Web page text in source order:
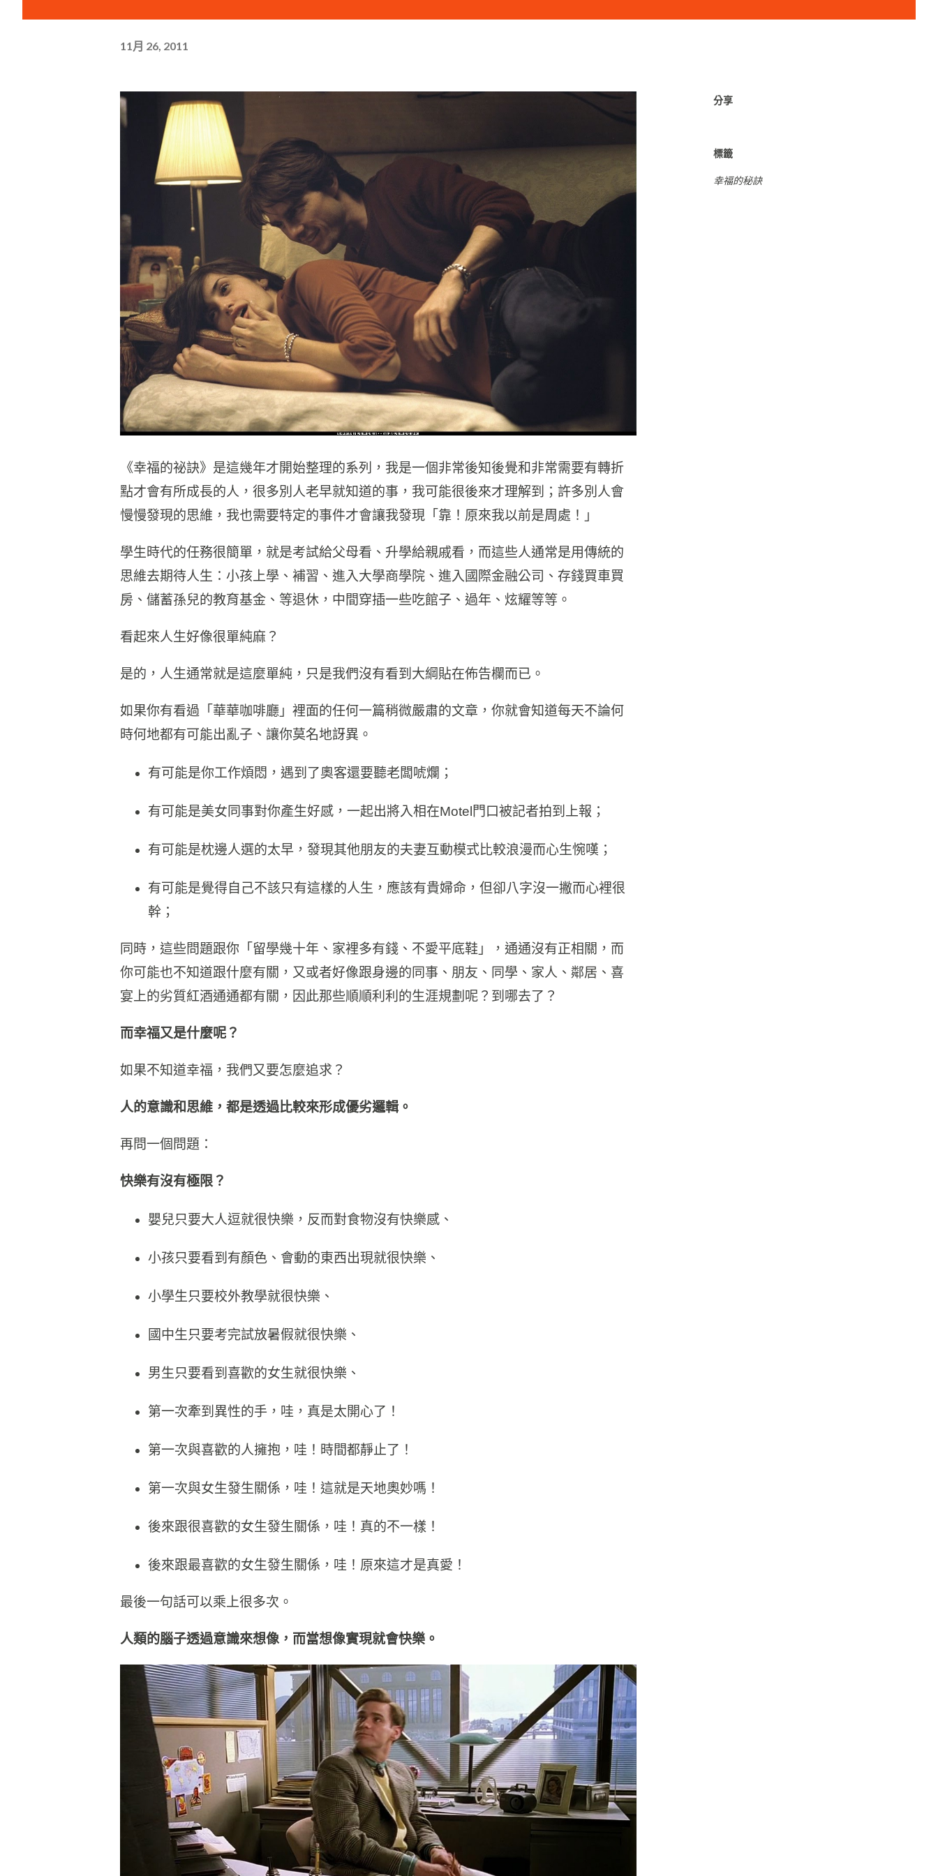
11月 26, 2011
《幸福的祕訣》是這幾年才開始整理的系列，我是一個非常後知後覺和非常需要有轉折
點才會有所成長的人，很多別人老早就知道的事，我可能很後來才理解到；許多別人會
慢慢發現的思維，我也需要特定的事件才會讓我發現「靠！原來我以前是周處！」
學生時代的任務很簡單，就是考試給父母看、升學給親戚看，而這些人通常是用傳統的
思維去期待人生：小孩上學、補習、進入大學商學院、進入國際金融公司、存錢買車買
房、儲蓄孫兒的教育基金、等退休，中間穿插一些吃館子、過年、炫耀等等。
看起來人生好像很單純麻？
是的，人生通常就是這麼單純，只是我們沒有看到大綱貼在佈告欄而已。
如果你有看過「華華咖啡廳」裡面的任何一篇稍微嚴肅的文章，你就會知道每天不論何
時何地都有可能出亂子、讓你莫名地訝異。
有可能是你工作煩悶，遇到了奧客還要聽老闆唬爛；
有可能是美女同事對你產生好感，一起出將入相在Motel門口被記者拍到上報；
有可能是枕邊人選的太早，發現其他朋友的夫妻互動模式比較浪漫而心生惋嘆；
有可能是覺得自己不該只有這樣的人生，應該有貴婦命，但卻八字沒一撇而心裡很
幹；
同時，這些問題跟你「留學幾十年、家裡多有錢、不愛平底鞋」，通通沒有正相關，而
你可能也不知道跟什麼有關，又或者好像跟身邊的同事、朋友、同學、家人、鄰居、喜
宴上的劣質紅酒通通都有關，因此那些順順利利的生涯規劃呢？到哪去了？
而幸福又是什麼呢？
如果不知道幸福，我們又要怎麼追求？
人的意識和思維，都是透過比較來形成優劣邏輯。
再問一個問題：
快樂有沒有極限？
嬰兒只要大人逗就很快樂，反而對食物沒有快樂感、
小孩只要看到有顏色、會動的東西出現就很快樂、
小學生只要校外教學就很快樂、
國中生只要考完試放暑假就很快樂、
男生只要看到喜歡的女生就很快樂、
第一次牽到異性的手，哇，真是太開心了！
第一次與喜歡的人擁抱，哇！時間都靜止了！
第一次與女生發生關係，哇！這就是天地奧妙嗎！
後來跟很喜歡的女生發生關係，哇！真的不一樣！
後來跟最喜歡的女生發生關係，哇！原來這才是真愛！
最後一句話可以乘上很多次。
人類的腦子透過意識來想像，而當想像實現就會快樂。
分享
標籤
幸福的秘訣